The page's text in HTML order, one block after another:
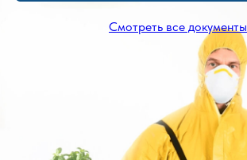
Смотреть все документы